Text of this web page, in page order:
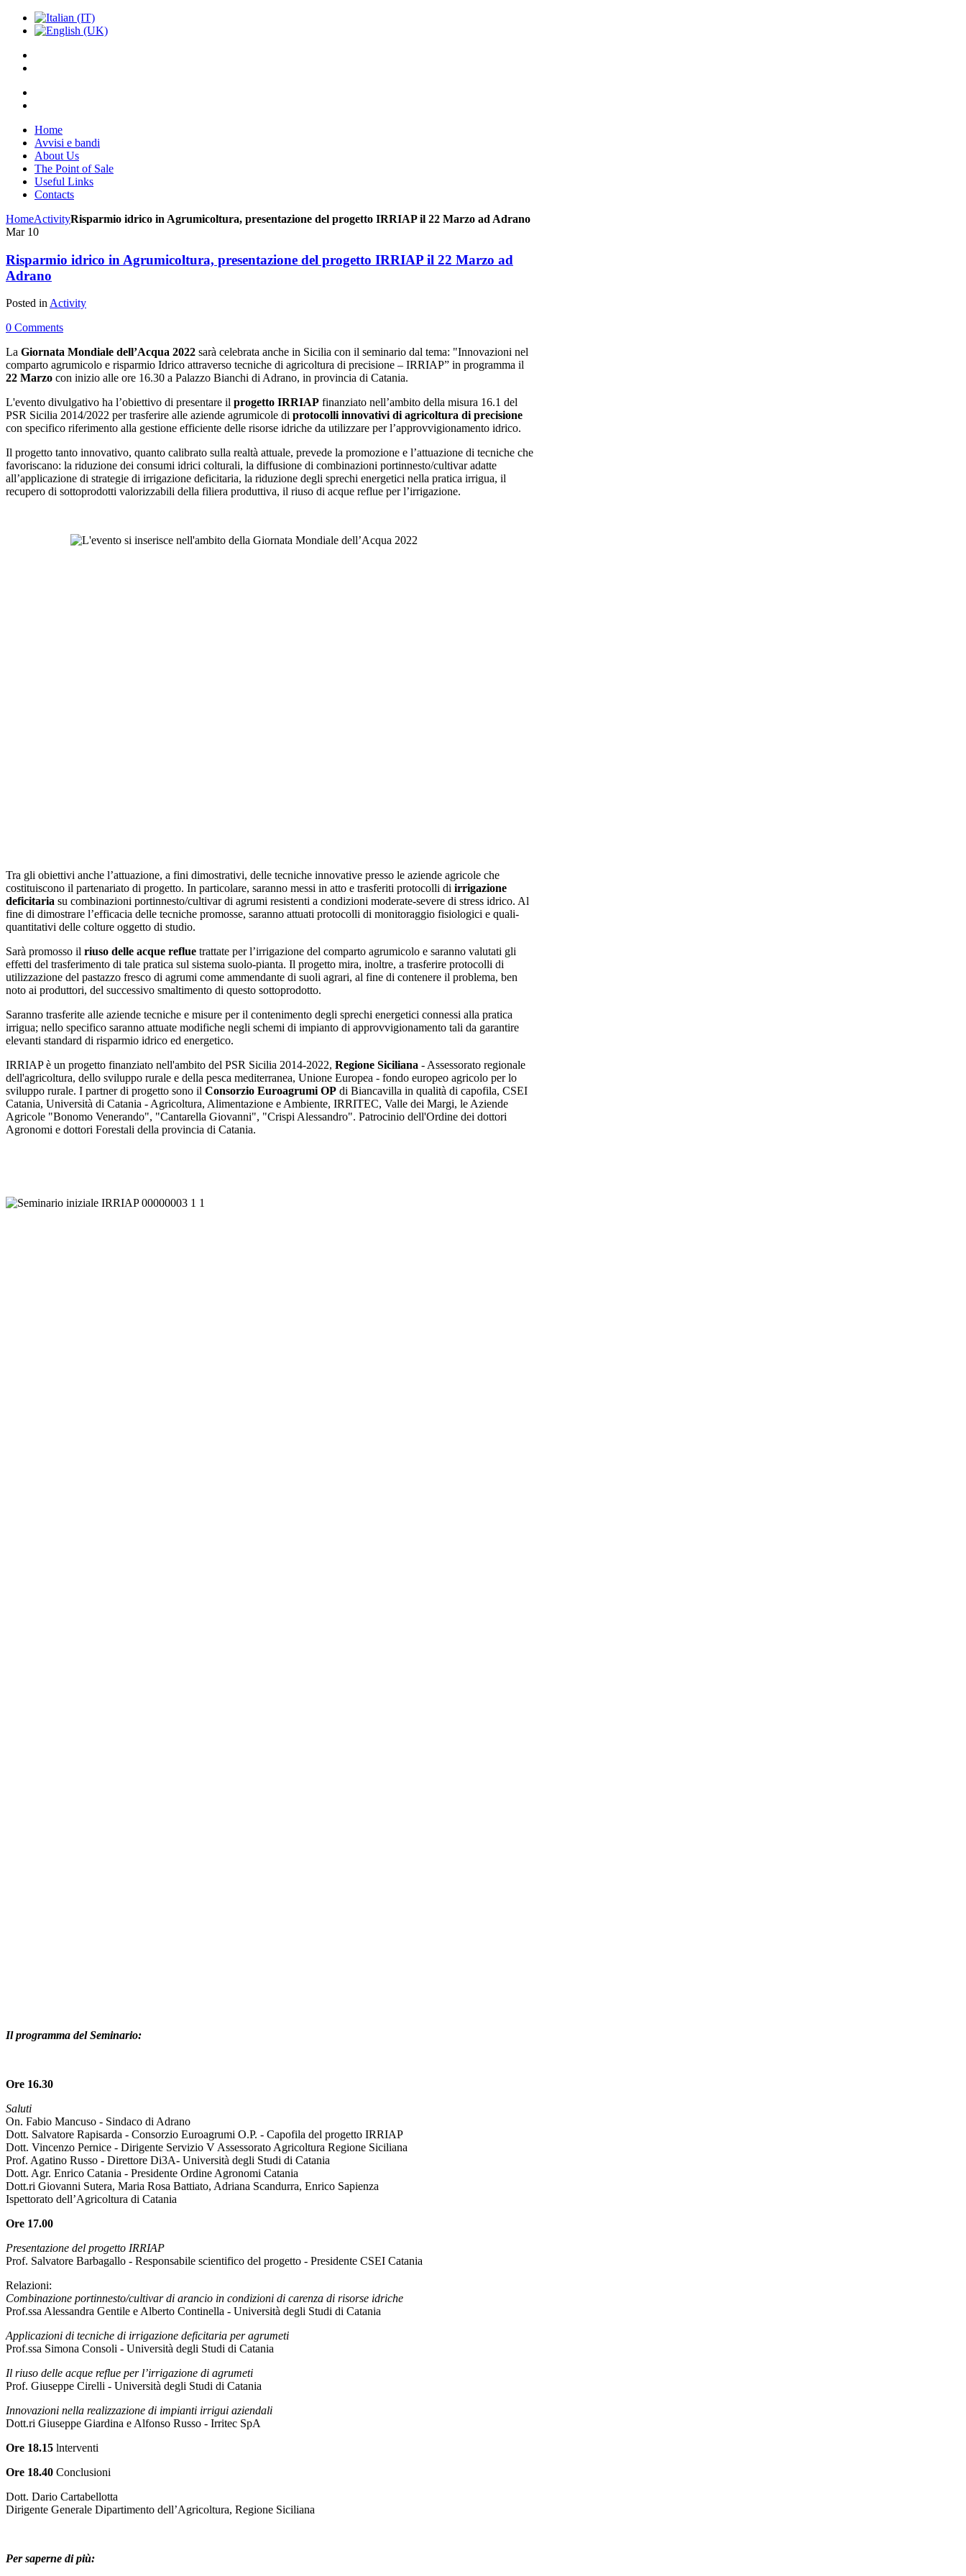
Home
Avvisi e bandi
About Us
The Point of Sale
Useful Links
Contacts
HomeActivityRisparmio idrico in Agrumicoltura, presentazione del progetto IRRIAP il 22 Marzo ad Adrano
Mar 10
Risparmio idrico in Agrumicoltura, presentazione del progetto IRRIAP il 22 Marzo ad
Adrano
Posted inActivity
0 Comments
La Giornata Mondiale dell’Acqua 2022 sarà celebrata anche in Sicilia con il seminario dal tema: "Innovazioni nel
comparto agrumicolo e risparmio Idrico attraverso tecniche di agricoltura di precisione – IRRIAP” in programma il
22 Marzo con inizio alle ore 16.30 a Palazzo Bianchi di Adrano, in provincia di Catania.
L'evento divulgativo ha l’obiettivo di presentare il progetto IRRIAP finanziato nell’ambito della misura 16.1 del
PSR Sicilia 2014/2022 per trasferire alle aziende agrumicole di protocolli innovativi di agricoltura di precisione
con specifico riferimento alla gestione efficiente delle risorse idriche da utilizzare per l’approvvigionamento idrico.
Il progetto tanto innovativo, quanto calibrato sulla realtà attuale, prevede la promozione e l’attuazione di tecniche che
favoriscano: la riduzione dei consumi idrici colturali, la diffusione di combinazioni portinnesto/cultivar adatte
all’applicazione di strategie di irrigazione deficitaria, la riduzione degli sprechi energetici nella pratica irrigua, il
recupero di sottoprodotti valorizzabili della filiera produttiva, il riuso di acque reflue per l’irrigazione.
Tra gli obiettivi anche l’attuazione, a fini dimostrativi, delle tecniche innovative presso le aziende agricole che
costituiscono il partenariato di progetto. In particolare, saranno messi in atto e trasferiti protocolli di irrigazione
deficitaria su combinazioni portinnesto/cultivar di agrumi resistenti a condizioni moderate-severe di stress idrico. Al
fine di dimostrare l’efficacia delle tecniche promosse, saranno attuati protocolli di monitoraggio fisiologici e quali-
quantitativi delle colture oggetto di studio.
Sarà promosso il riuso delle acque reflue trattate per l’irrigazione del comparto agrumicolo e saranno valutati gli
effetti del trasferimento di tale pratica sul sistema suolo-pianta. Il progetto mira, inoltre, a trasferire protocolli di
utilizzazione del pastazzo fresco di agrumi come ammendante di suoli agrari, al fine di contenere il problema, ben
noto ai produttori, del successivo smaltimento di questo sottoprodotto.
Saranno trasferite alle aziende tecniche e misure per il contenimento degli sprechi energetici connessi alla pratica
irrigua; nello specifico saranno attuate modifiche negli schemi di impianto di approvvigionamento tali da garantire
elevanti standard di risparmio idrico ed energetico.
IRRIAP è un progetto finanziato nell'ambito del PSR Sicilia 2014-2022, Regione Siciliana - Assessorato regionale
dell'agricoltura, dello sviluppo rurale e della pesca mediterranea, Unione Europea - fondo europeo agricolo per lo
sviluppo rurale. I partner di progetto sono il Consorzio Euroagrumi OP di Biancavilla in qualità di capofila, CSEI
Catania, Università di Catania - Agricoltura, Alimentazione e Ambiente, IRRITEC, Valle dei Margi, le Aziende
Agricole "Bonomo Venerando", "Cantarella Giovanni", "Crispi Alessandro". Patrocinio dell'Ordine dei dottori
Agronomi e dottori Forestali della provincia di Catania.
Il programma del Seminario:
Ore 16.30
Saluti
On. Fabio Mancuso - Sindaco di Adrano
Dott. Salvatore Rapisarda - Consorzio Euroagrumi O.P. - Capofila del progetto IRRIAP
Dott. Vincenzo Pernice - Dirigente Servizio V Assessorato Agricoltura Regione Siciliana
Prof. Agatino Russo - Direttore Di3A- Università degli Studi di Catania
Dott. Agr. Enrico Catania - Presidente Ordine Agronomi Catania
Dott.ri Giovanni Sutera, Maria Rosa Battiato, Adriana Scandurra, Enrico Sapienza
Ispettorato dell’Agricoltura di Catania
Ore 17.00
Presentazione del progetto IRRIAP
Prof. Salvatore Barbagallo - Responsabile scientifico del progetto - Presidente CSEI Catania
Relazioni:
Combinazione portinnesto/cultivar di arancio in condizioni di carenza di risorse idriche
Prof.ssa Alessandra Gentile e Alberto Continella - Università degli Studi di Catania
Applicazioni di tecniche di irrigazione deficitaria per agrumeti
Prof.ssa Simona Consoli - Università degli Studi di Catania
Il riuso delle acque reflue per l’irrigazione di agrumeti
Prof. Giuseppe Cirelli - Università degli Studi di Catania
Innovazioni nella realizzazione di impianti irrigui aziendali
Dott.ri Giuseppe Giardina e Alfonso Russo - Irritec SpA
Ore 18.15 lnterventi
Ore 18.40 Conclusioni
Dott. Dario Cartabellotta
Dirigente Generale Dipartimento dell’Agricoltura, Regione Siciliana
Per saperne di più: